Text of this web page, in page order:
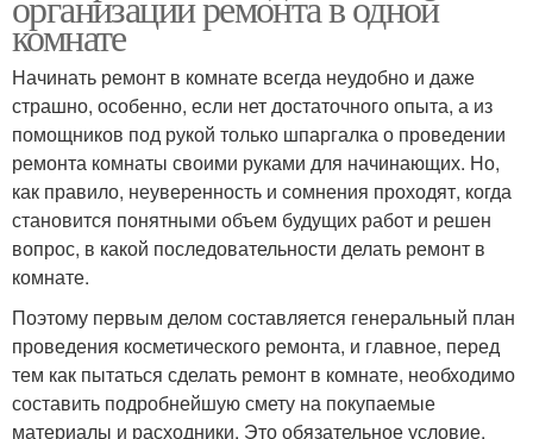
комнате
Начинать ремонт в комнате всегда неудобно и даже
страшно, особенно, если нет достаточного опыта, а из
помощников под рукой только шпаргалка о проведении
ремонта комнаты своими руками для начинающих. Но,
как правило, неуверенность и сомнения проходят, когда
становится понятными объем будущих работ и решен
вопрос, в какой последовательности делать ремонт в
комнате.
Поэтому первым делом составляется генеральный план
проведения косметического ремонта, и главное, перед
тем как пытаться сделать ремонт в комнате, необходимо
составить подробнейшую смету на покупаемые
материалы и расходники. Это обязательное условие,